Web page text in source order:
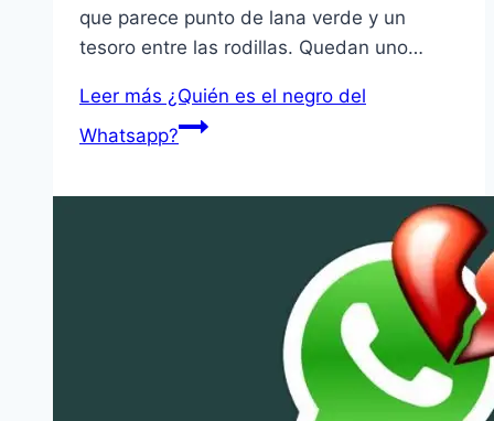
que parece punto de lana verde y un
tesoro entre las rodillas. Quedan uno…
Leer más ¿Quién es el negro del
Whatsapp?